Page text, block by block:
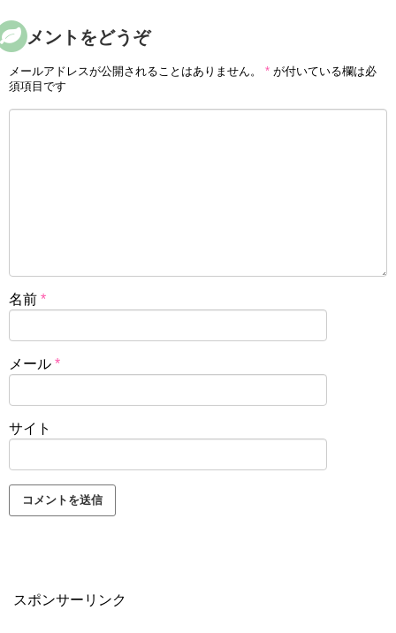
コメントをどうぞ
メールアドレスが公開されることはありません。 * が付いている欄は必
須項目です
名前 *
メール *
サイト
スポンサーリンク